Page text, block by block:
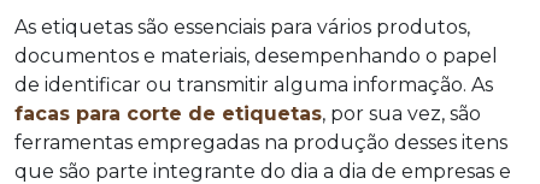
As etiquetas são essenciais para vários produtos,
documentos e materiais, desempenhando o papel
de identificar ou transmitir alguma informação. As
facas para corte de etiquetas, por sua vez, são
ferramentas empregadas na produção desses itens
que são parte integrante do dia a dia de empresas e